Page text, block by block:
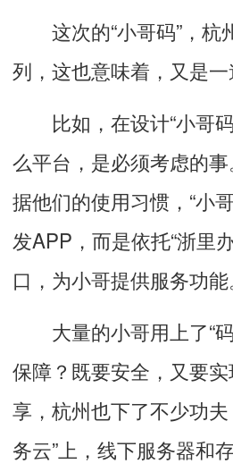
这次的“小哥码”，杭
列，这也意味着，又是一
比如，在设计“小哥码
么平台，是必须考虑的
据他们的使用习惯，“小
发APP，而是依托“浙里
口，为小哥提供服务功能
大量的小哥用上了“码
保障？既要安全，又要
享，杭州也下了不少功
务云”上，线下服务器和